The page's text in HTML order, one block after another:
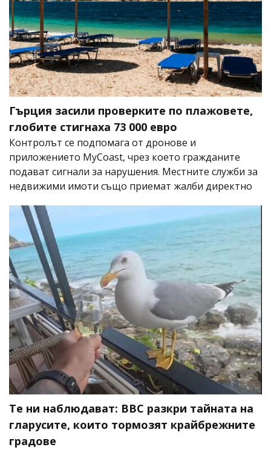
Гърция засили проверките по плажовете,
глобите стигнаха 73 000 евро
Контролът се подпомага от дронове и
приложението MyCoast, чрез което гражданите
подават сигнали за нарушения. Местните служби за
недвижими имоти също приемат жалби директно
Те ни наблюдават: BBC разкри тайната на
гларусите, които тормозят крайбрежните
градове